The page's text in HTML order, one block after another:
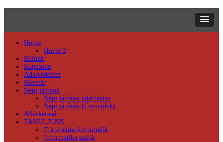
Home
Home 2
Rólunk
Kapcsolat
Adatvédelem
Mesetár
Népi játékok
Népi játékok adatbázisa
Népi játékok (Csemadok)
Álláskereső
TANULJUNK
Történelmi évfordulók
Informatika szótár